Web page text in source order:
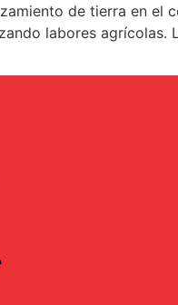
de tierra en el
labores